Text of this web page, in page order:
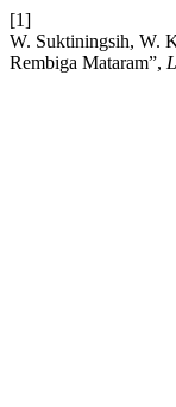
[1]
W. Suktiningsih, W.
Rembiga Mataram”,